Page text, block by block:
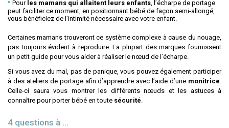
Pourles mamans qui allaitent leurs enfants, l’écharpe de portage
peut faciliter ce moment, en positionnant bébé de façon semi-allongé,
vous bénéficiez de l’intimité nécessaire avec votre enfant.
Certaines mamans trouveront ce système complexe à cause du nouage,
pas toujours évident à reproduire. La plupart des marques fournissent
un petit guide pour vous aider à réaliser le nœud de l’écharpe.
Si vous avez du mal, pas de panique, vous pouvez également participer
à des ateliers de portage afin d’apprendre avec l’aide d’une monitrice.
Celle-ci saura vous montrer les différents nœuds et les astuces à
connaître pour porter bébé en toute sécurité.
4 questions à …